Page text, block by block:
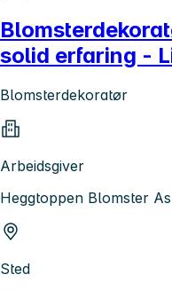
solid erfaring -
Blomsterdekoratør
Arbeidsgiver
Heggtoppen Blomster As
Sted